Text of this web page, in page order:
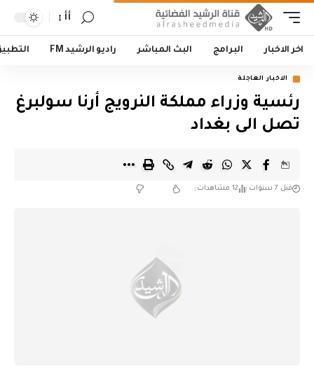
أأ
اخر الاخبار البرامج البث المباشر راديو الرشيد FM
الاخبار العاجلة
رئسية وزراء مملكة النرويج أرنا سولبرغ
تصل الى بغداد
قبل 7 سنوات 12 مشاهدات